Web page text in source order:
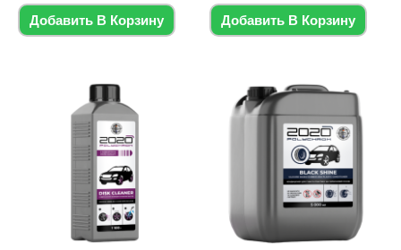
5
Добавить В Корзину
5
Добавить В Корзину